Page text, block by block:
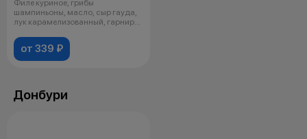
Филе куриное, грибы
шампиньоны, масло, сыр гауда,
лук карамелизованный, гарнир
от 339 ₽
Донбури